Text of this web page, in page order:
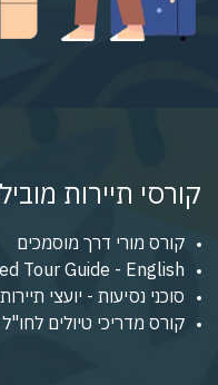
קורסי תיירות
קורס מורי דרך מוסמכים
Tour Guide - English
סוכני נסיעות - יועצי
קורס מדריכי טיולים